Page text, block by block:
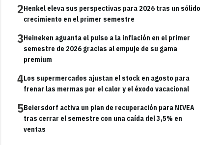
2Henkel eleva sus perspectivas para 2026 tras un sólido
crecimiento en el primer semestre
3Heineken aguanta el pulso a la inflación en el primer
semestre de 2026 gracias al empuje de su gama
premium
4Los supermercados ajustan el stock en agosto para
frenar las mermas por el calor y el éxodo vacacional
5Beiersdorf activa un plan de recuperación para NIVEA
tras cerrar el semestre con una caída del 3,5% en
ventas